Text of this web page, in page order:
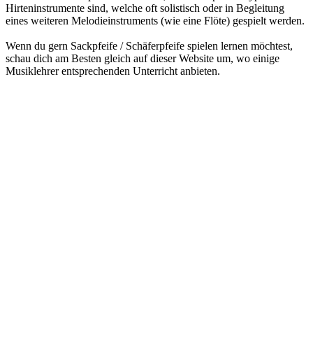
Hirteninstrumente sind, welche oft solistisch oder in Begleitung
eines weiteren Melodieinstruments (wie eine Flöte) gespielt werden.
Wenn du gern Sackpfeife / Schäferpfeife spielen lernen möchtest,
schau dich am Besten gleich auf dieser Website um, wo einige
Musiklehrer entsprechenden Unterricht anbieten.